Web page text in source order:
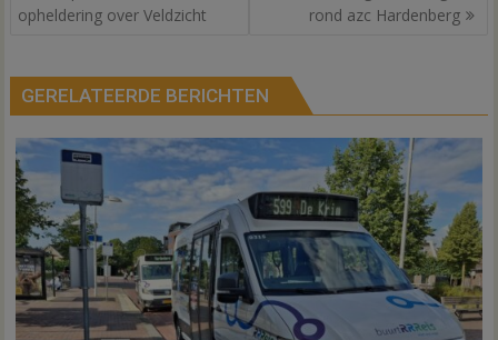
navigatie
opheldering over Veldzicht
rond azc Hardenberg
GERELATEERDE BERICHTEN